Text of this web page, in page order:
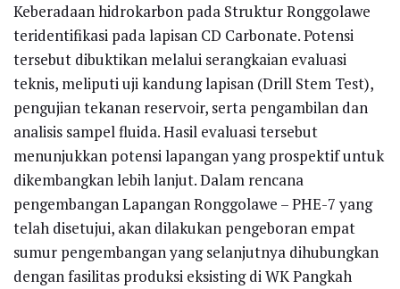
Keberadaan hidrokarbon pada Struktur Ronggolawe
teridentifikasi pada lapisan CD Carbonate. Potensi
tersebut dibuktikan melalui serangkaian evaluasi
teknis, meliputi uji kandung lapisan (Drill Stem Test),
pengujian tekanan reservoir, serta pengambilan dan
analisis sampel fluida. Hasil evaluasi tersebut
menunjukkan potensi lapangan yang prospektif untuk
dikembangkan lebih lanjut. Dalam rencana
pengembangan Lapangan Ronggolawe – PHE-7 yang
telah disetujui, akan dilakukan pengeboran empat
sumur pengembangan yang selanjutnya dihubungkan
dengan fasilitas produksi eksisting di WK Pangkah